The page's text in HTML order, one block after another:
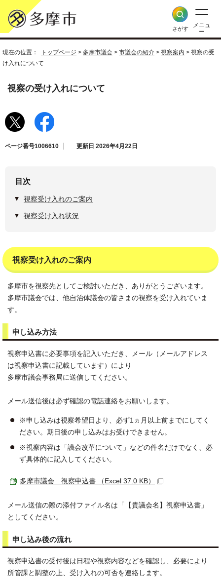
さがす
メニュ
ー
現在の位置： トップページ > 多摩市議会 > 市議会の紹介 > 視察案内 > 視察の受
け入れについて
視察の受け入れについて
ページ番号1006610 更新日 2026年4月22日
目次
視察受け入れのご案内
視察受け入れ状況
視察受け入れのご案内
多摩市を視察先としてご検討いただき、ありがとうございます。
多摩市議会では、他自治体議会の皆さまの視察を受け入れていま
す。
申し込み方法
視察申込書に必要事項を記入いただき、メール（メールアドレス
は視察申込書に記載しています）により
多摩市議会事務局に送信してください。
メール送信後は必ず確認の電話連絡をお願いします。
※申し込みは視察希望日より、必ず1ヵ月以上前までにしてく
ださい。期日後の申し込みはお受けできません。
※視察内容は「議会改革について」などの件名だけでなく、必
ず具体的に記入してください。
多摩市議会 視察申込書 （Excel 37.0 KB）
メール送信の際の添付ファイル名は「【貴議会名】視察申込書」
としてください。
申し込み後の流れ
視察申込書の受付後は日程や視察内容などを確認し、必要により
所管課と調整の上、受け入れの可否を連絡します。